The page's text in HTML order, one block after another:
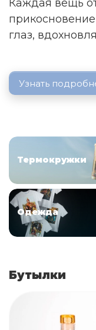
Каждая вещь
прикосновение
глаз,
Узнать
Термокружки
ㅤㅤㅤㅤㅤㅤㅤㅤㅤㅤㅤㅤОдежда
Бутылки